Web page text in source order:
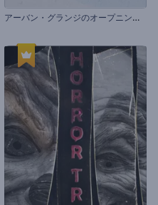
ア
ーバン・グランジのオープニング動画